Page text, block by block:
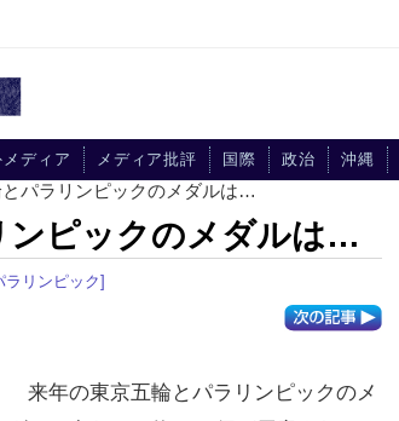
ディア メディア批評 国際 政治 沖縄
パラリンピックのメダルは…
ンピックのメダルは…
ラリンピック]
来年の東京五輪とパラリンピックのメ